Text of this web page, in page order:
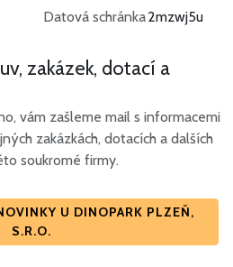
Datová schránka2mzwj5u
zakázek, dotací a
vám zašleme mail s informacemi
zakázkách, dotacích a dalších
soukromé firmy.
U DINOPARK PLZEŇ,
S.R.O.